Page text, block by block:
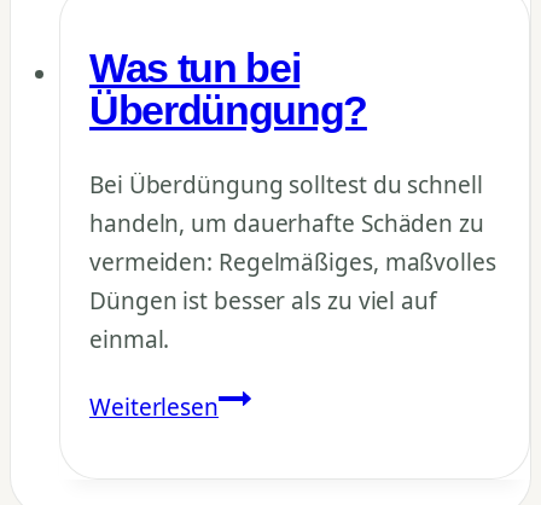
Was tun bei
Überdüngung?
Bei Überdüngung solltest du schnell
handeln, um dauerhafte Schäden zu
vermeiden: Regelmäßiges, maßvolles
Düngen ist besser als zu viel auf
einmal.
WeiterlesenWas
bei